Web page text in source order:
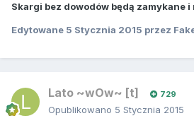
Skargi bez dowodów będą zamykane
Edytowane 5 Stycznia 2015 przez
Lato ~wOw~ [t] 729
Opublikowano 5 Stycznia 2015